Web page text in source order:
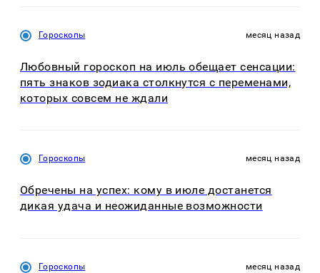
Гороскопы месяц назад
Любовный гороскоп на июль обещает сенсации:
пять знаков зодиака столкнутся с переменами,
которых совсем не ждали
Гороскопы месяц назад
Обречены на успех: кому в июле достанется
дикая удача и неожиданные возможности
Гороскопы месяц назад